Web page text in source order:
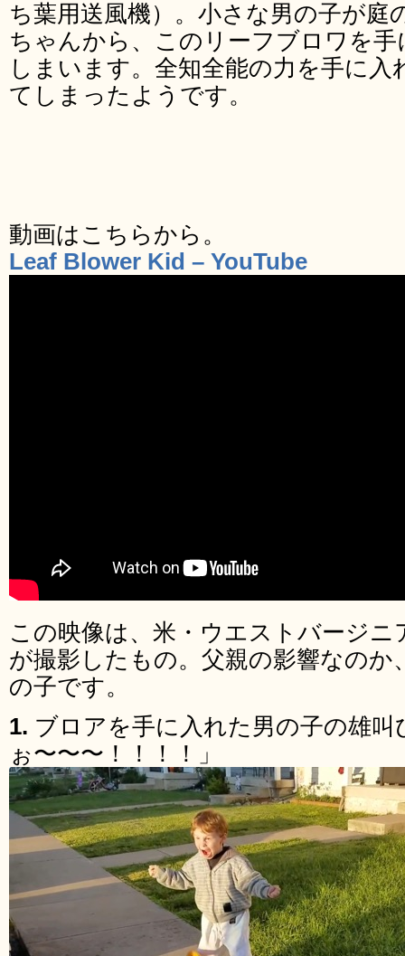
ち葉用送風機）。小さな男の子が庭
ちゃんから、このリーフブロワを
しまいます。全知全能の力を手に
てしまったようです。
動画はこちらから。
Leaf Blower Kid – YouTube
この映像は、米・ウエストバージ
が撮影したもの。父親の影響なのか
の子です。
1. ブロアを手に入れた男の子の雄叫
ぉ〜〜〜！！！！」